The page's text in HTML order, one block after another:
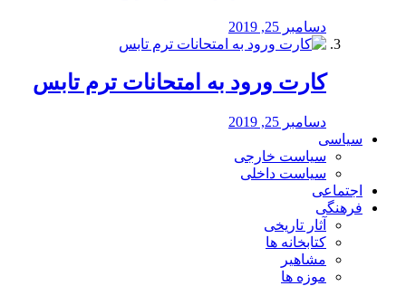
دسامبر 25, 2019
کارت ورود به امتحانات ترم تابس
دسامبر 25, 2019
سیاسی
سیاست خارجی
سیاست داخلی
اجتماعی
فرهنگی
آثار تاریخی
کتابخانه ها
مشاهیر
موزه ها